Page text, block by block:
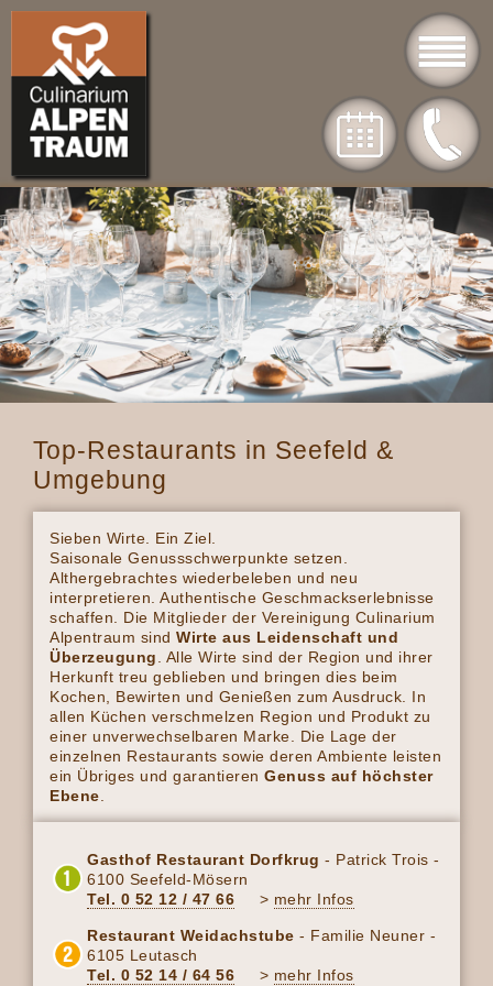
Top-Restaurants in Seefeld &
Umgebung
Sieben Wirte. Ein Ziel.
Saisonale Genussschwerpunkte setzen.
Althergebrachtes wiederbeleben und neu
interpretieren. Authentische Geschmackserlebnisse
schaffen. Die Mitglieder der Vereinigung Culinarium
Alpentraum sind Wirte aus Leidenschaft und
Überzeugung . Alle Wirte sind der Region und ihrer
Herkunft treu geblieben und bringen dies beim
Kochen, Bewirten und Genießen zum Ausdruck. In
allen Küchen verschmelzen Region und Produkt zu
einer unverwechselbaren Marke. Die Lage der
einzelnen Restaurants sowie deren Ambiente leisten
ein Übriges und garantieren Genuss auf höchster
Ebene
Gasthof Restaurant Dorfkrug - Patrick Trois -
6100 Seefeld-Mösern
Tel. 0 52 12 / 47 66
> mehr Infos
Restaurant Weidachstube - Familie Neuner -
6105 Leutasch
Tel. 0 52 14 / 64 56
> mehr Infos